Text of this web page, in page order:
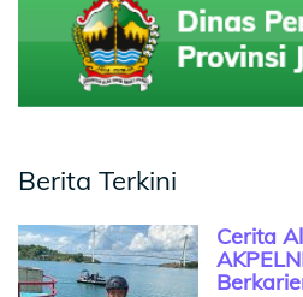
Berita Terkini
Cerita